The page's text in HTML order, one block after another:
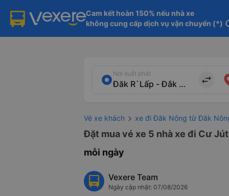
Cam kết hoàn 150% nếu nhà xe
không cung cấp dịch vụ vận chuyển (*)
Nơi xuất phát
import_export
Vé xe khách xe đi Đăk Nông từ Đăk
Đặt mua vé xe 5 nhà xe đi Cư
mỗi ngày
Vexere Team
Ngày cập nhật: 07/08/2026